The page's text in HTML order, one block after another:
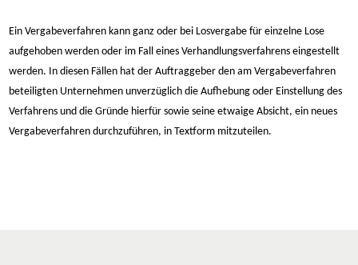
Ein Vergabeverfahren kann ganz oder bei Losvergabe für einzelne Lose
aufgehoben werden oder im Fall eines Verhandlungsverfahrens eingestellt
werden. In diesen Fällen hat der Auftraggeber den am Vergabeverfahren
beteiligten Unternehmen unverzüglich die Aufhebung oder Einstellung des
Verfahrens und die Gründe hierfür sowie seine etwaige Absicht, ein neues
Vergabeverfahren durchzuführen, in Textform mitzuteilen.